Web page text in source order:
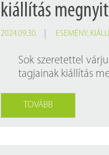
kiállítás
2024.09.30. ESEMÉNY,
Sok szeretettel
tagjainak kiállítás
TOVÁBB